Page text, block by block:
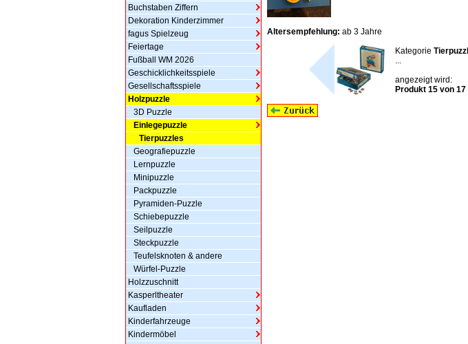
Buchstaben Ziffern
Dekoration Kinderzimmer
fagus Spielzeug
Feiertage
Fußball WM 2026
Geschicklichkeitsspiele
Gesellschaftsspiele
Holzpuzzle
3D Puzzle
Einlegepuzzle
Tierpuzzles
Geografiepuzzle
Lernpuzzle
Minipuzzle
Packpuzzle
Pyramiden-Puzzle
Schiebepuzzle
Seilpuzzle
Steckpuzzle
Teufelsknoten & andere
Würfel-Puzzle
Holzzuschnitt
Kasperltheater
Kaufladen
Kinderfahrzeuge
Kindermöbel
Altersempfehlung: ab 3 Jahre
Kategorie
...
angezeigt wird:
Produkt 15 von 17